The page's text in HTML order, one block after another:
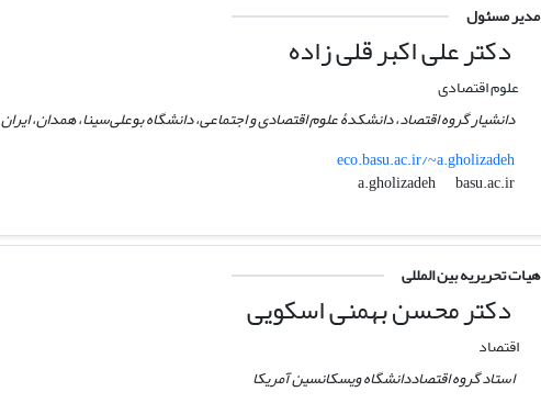
مدیر مسئول
دکتر علی اکبر قلی زاده
علوم اقتصادی
دانشیار گروه اقتصاد، دانشکدۀ علوم اقتصادی و اجتماعی، دانشگاه بوعلی‌سینا، همدان، ایران
eco.basu.ac.ir/~a.gholizadeh
a.gholizadeh
basu.ac.ir
هیات تحریریه بین المللی
دکتر محسن بهمنی اسکویی
اقتصاد
استاد گروه اقتصاددانشگاه ویسکانسین آمریکا